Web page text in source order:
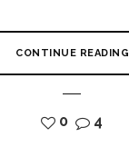
CONTINUE READING
0 4